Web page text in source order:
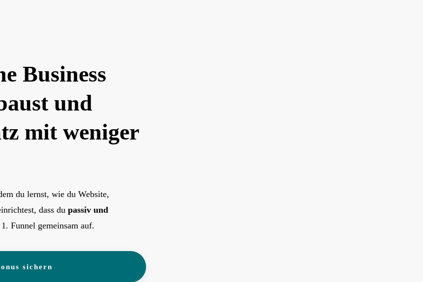
Business
und
mit weniger
du lernst, wie du Website,
dass du passiv und
Funnel gemeinsam auf.
sichern